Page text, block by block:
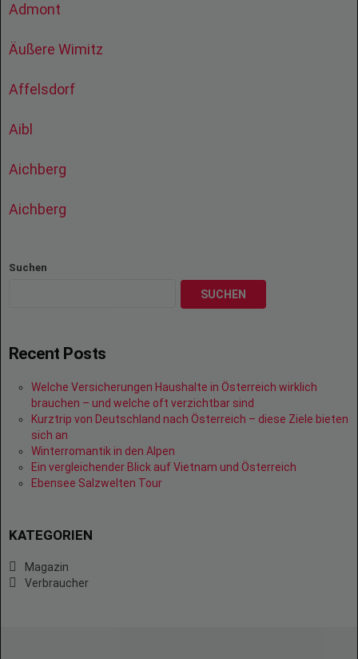
Admont
Äußere Wimitz
Affelsdorf
Aibl
Aichberg
Aichberg
Suchen
SUCHEN
Recent Posts
Welche Versicherungen Haushalte in Österreich wirklich
brauchen – und welche oft verzichtbar sind
Kurztrip von Deutschland nach Österreich – diese Ziele bieten
sich an
Winterromantik in den Alpen
Ein vergleichender Blick auf Vietnam und Österreich
Ebensee Salzwelten Tour
KATEGORIEN
Magazin
Verbraucher